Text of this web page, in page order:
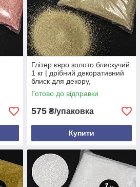
Глітер євро золото блискучий
1 кг | дрібний декоративний
блиск для декору,
флористики та творчості
Готово до відправки
575 ₴/упаковка
Купити